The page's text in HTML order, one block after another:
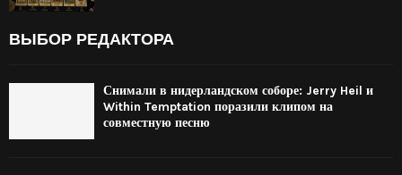
ВЫБОР РЕДАКТОРА
Снимали в нидерландском соборе: Jerry Heil и
Within Temptation поразили клипом на
совместную песню